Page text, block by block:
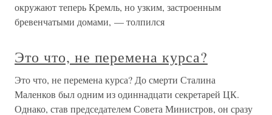
окружают теперь Кремль, но узким, застроенным
бревенчатыми домами, — толпился
Это что, не перемена курса?
Это что, не перемена курса? До смерти Сталина
Маленков был одним из одиннадцати секретарей ЦК.
Однако, став председателем Совета Министров, он сразу